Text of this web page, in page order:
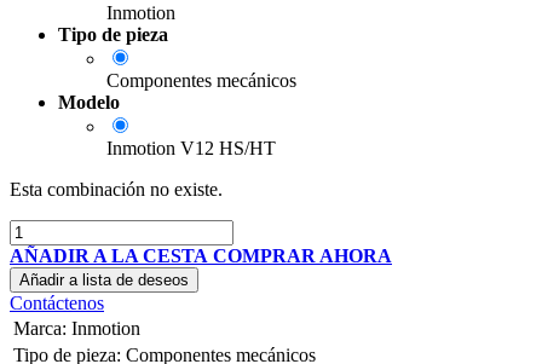
Inmotion
Tipo de pieza
Componentes mecánicos
Modelo
Inmotion V12 HS/HT
Esta combinación no existe.
AÑADIR A LA CESTA COMPRAR AHORA
Añadir a lista de deseos
Contáctenos
Marca: Inmotion
Tipo de pieza: Componentes mecánicos